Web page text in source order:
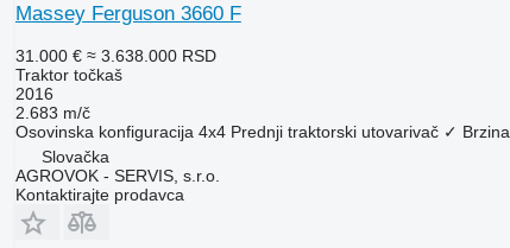
Massey Ferguson 3660 F
31.000 € ≈ 3.638.000 RSD
Traktor točkaš
2016
2.683 m/č
Osovinska konfiguracija 4x4 Prednji traktorski utovarivač ✓ Brzina
Slovačka
AGROVOK - SERVIS, s.r.o.
Kontaktirajte prodavca